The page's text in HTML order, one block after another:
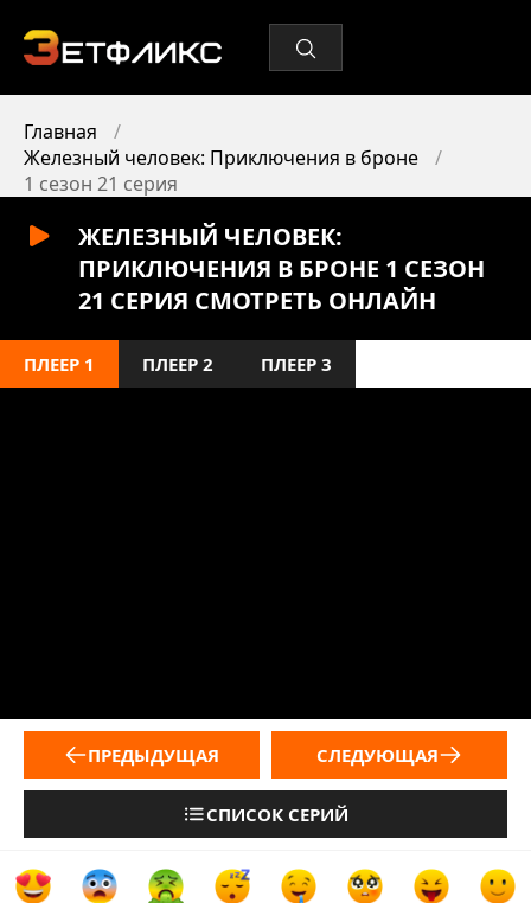
Главная
Железный человек: Приключения в броне
1 сезон 21 серия
ЖЕЛЕЗНЫЙ ЧЕЛОВЕК:
ПРИКЛЮЧЕНИЯ В БРОНЕ 1 СЕЗОН
21 СЕРИЯ СМОТРЕТЬ ОНЛАЙН
ПЛЕЕР 1 ПЛЕЕР 2 ПЛЕЕР 3
ПРЕДЫДУЩАЯ
СПИСОК СЕРИЙ
СЛЕДУЮЩАЯ